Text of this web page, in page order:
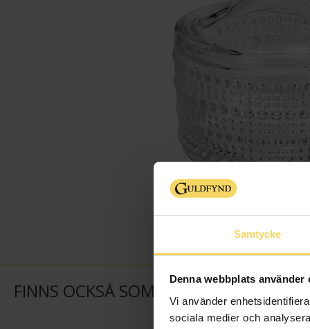
Samtycke
Denna webbplats använder
Vi använder
sociala medier och
FINNS OCKSÅ SOM